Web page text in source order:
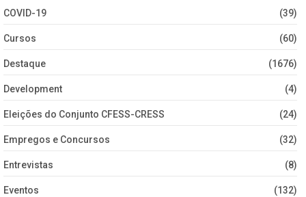
COVID-19 (39)
Cursos (60)
Destaque (1676)
Development (4)
Eleições do Conjunto CFESS-CRESS (24)
Empregos e Concursos (32)
Entrevistas (8)
Eventos (132)